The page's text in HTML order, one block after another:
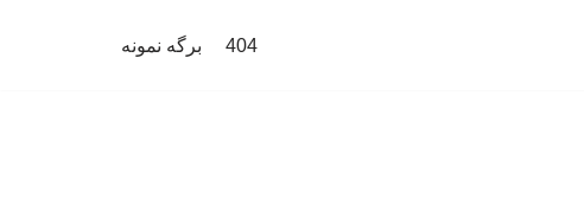
404 برگه نمونه